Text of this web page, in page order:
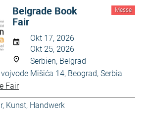
Messe
Belgrade Book
Fair
Okt 17, 2026
Okt 25, 2026
Serbien, Belgrad
Mišića 14, Beograd, Serbia
Fair
Kunst, Handwerk